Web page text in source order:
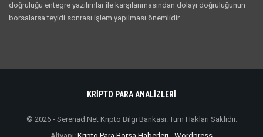
doğruluğu entegre yazılımlar ile karşılanmasından dolayı doğruluğunun
borsalarsa teyidi sonrası işlem yapılması önemlidir.
KRİPTO PARA ANALİZLERİ
© 2026 - Serenad.Net Kripto Bilgi Bankası. Tüm Hakları Saklıdır.